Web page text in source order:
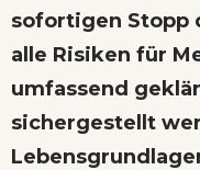
sofortigen Stopp
alle Risiken für
umfassend
sichergestellt